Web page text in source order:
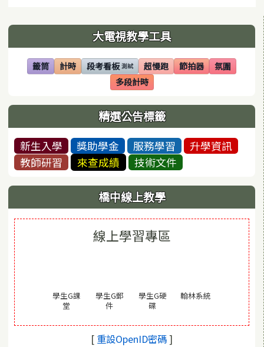
左邊區域內容 大電視教學工具
籤筒
(另開視窗)
計時
(另開視窗)段考看板 測試
(另開視窗) 超慢跑
(另開視窗)節拍器
(另開視窗)氛圍
(另開視窗)
多段計時
(另開視窗)
精選公告標籤
新生入學 獎助學金 服務學習
升學資訊
教師研習
來查成績 技術文件
橋中線上教學
線上學習專區
學生G課
堂
學生G郵
件(另開視窗)
學生G硬
碟(另開視窗)
翰林系統(另開視窗)
[ 重設OpenID密碼(另開視窗)
]